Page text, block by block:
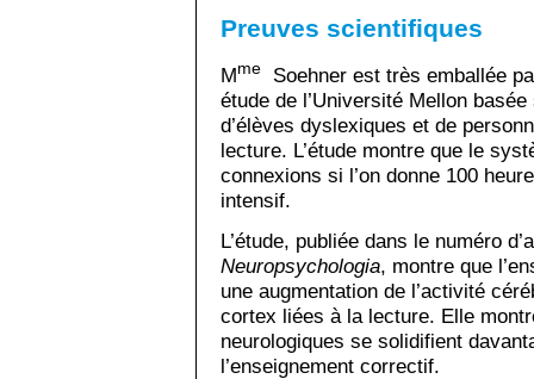
Preuves scientifiques
Mme
Soehner est très emballée
étude de l’Université Mellon
d’élèves dyslexiques et de
lecture. L’étude montre que le
connexions si l’on donne 100
intensif.
L’étude, publiée dans le numéro
Neuropsychologia, montre que
une augmentation de l’activité
cortex liées à la lecture. Elle
neurologiques se solidifient
l’enseignement correctif.